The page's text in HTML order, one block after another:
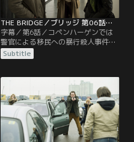
THE BRIDGE／ブリッジ 第06話／字幕
字幕／第6話／コペンハーゲンでは
警官による移民への暴行殺人事件の
裁判で警官側の無罪が確定し、被告
の1人が誘拐される。それは犯
策の失敗を訴えるものだった。一
方、マーティンは警察署でダニエル
の携帯のSIMカードをすり替え、サ
ーガが“ST”の電話に出るが……。
Subtitle